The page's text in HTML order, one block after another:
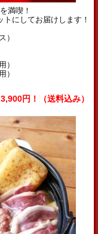
満喫！
にしてお届けします！
）
）
）
3,900円！（送料込み）